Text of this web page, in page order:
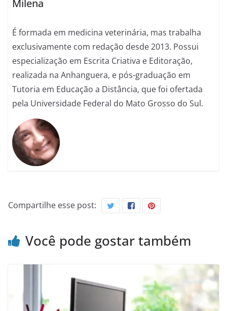
Milena
É formada em medicina veterinária, mas trabalha
exclusivamente com redação desde 2013. Possui
especialização em Escrita Criativa e Editoração,
realizada na Anhanguera, e pós-graduação em
Tutoria em Educação a Distância, que foi ofertada
pela Universidade Federal do Mato Grosso do Sul.
Compartilhe esse post:
Você pode gostar também